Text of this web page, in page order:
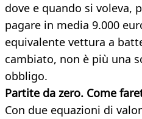
dove e quando si voleva,
pagare in media 9.000
equivalente vettura a
cambiato, non è più una
obbligo.
Partite da zero. Come
Con due equazioni di